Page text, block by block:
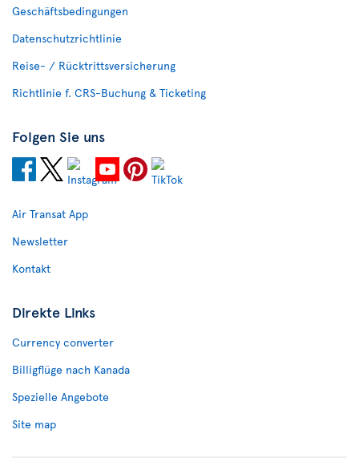
Geschäftsbedingungen
Datenschutzrichtlinie
Reise- / Rücktrittsversicherung
Richtlinie f. CRS-Buchung & Ticketing
Folgen Sie uns
Air Transat App
Newsletter
Kontakt
Direkte Links
Currency converter
Billigflüge nach Kanada
Spezielle Angebote
Site map